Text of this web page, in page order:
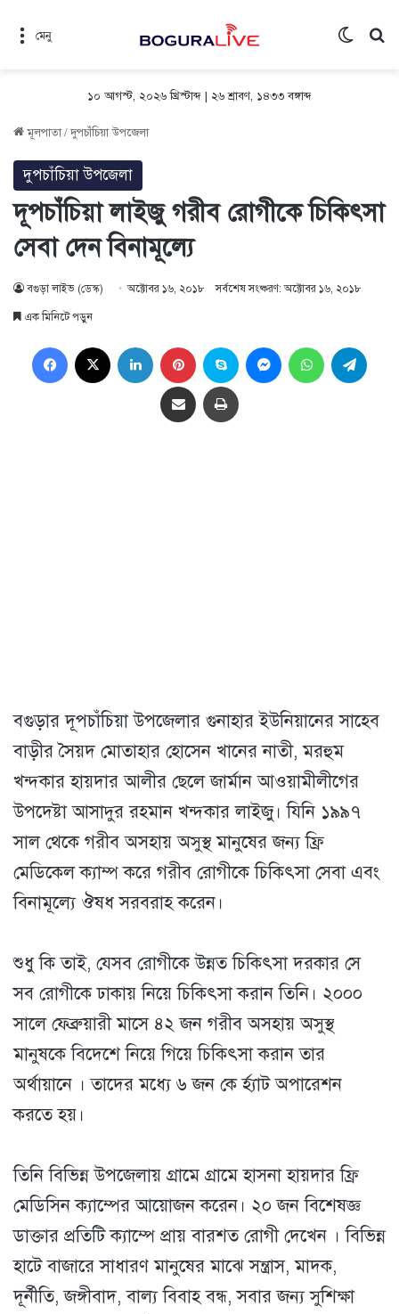
মেনু
১০ আগস্ট, ২০২৬ খ্রিস্টাব্দ | ২৬ শ্রাবণ, ১৪৩৩ বঙ্গাব্দ
মূলপাতা/দুপচাঁচিয়া উপজেলা
দুপচাঁচিয়া উপজেলা
দূপচাঁচিয়া লাইজু গরীব রোগীকে চিকিৎসা
সেবা দেন বিনামূল্যে
বগুড়া লাইভ (ডেস্ক) অক্টোবর ১৬, ২০১৮ সর্বশেষ সংষ্করণ: অক্টোবর ১৬, ২০১৮
এক মিনিটে পড়ুন
Facebook LinkedIn Pinterest Skype MessengerWhatsApp
Share via Email প্রিন্ট
বগুড়ার দূপচাঁচিয়া উপজেলার গুনাহার ইউনিয়ানের সাহেব
বাড়ীর সৈয়দ মোতাহার হোসেন খানের নাতী, মরহুম
খন্দকার হায়দার আলীর ছেলে জার্মান আওয়ামীলীগের
উপদেষ্টা আসাদুর রহমান খন্দকার লাইজু। যিনি ১৯৯৭
সাল থেকে গরীব অসহায় অসুস্থ মানুষের জন্য ফ্রি
মেডিকেল ক্যাম্প করে গরীব রোগীকে চিকিৎসা সেবা এবং
বিনামূল্যে ঔষধ সরবরাহ করেন।
শুধু কি তাই, যেসব রোগীকে উন্নত চিকিৎসা দরকার সে
সব রোগীকে ঢাকায় নিয়ে চিকিৎসা করান তিনি। ২০০০
সালে ফেব্রুয়ারী মাসে ৪২ জন গরীব অসহায় অসুস্থ
মানুষকে বিদেশে নিয়ে গিয়ে চিকিৎসা করান তার
অর্থায়ানে । তাদের মধ্যে ৬ জন কে র্হ্যাট অপারেশন
করতে হয়।
তিনি বিভিন্ন উপজেলায় গ্রামে গ্রামে হাসনা হায়দার ফ্রি
মেডিসিন ক্যাম্পের আয়োজন করেন। ২০ জন বিশেষজ্ঞ
ডাক্তার প্রতিটি ক্যাম্পে প্রায় বারশত রোগী দেখেন । বিভিন্ন
হাটে বাজারে সাধারণ মানুষের মাঝে সন্ত্রাস, মাদক,
দূর্নীতি, জঙ্গীবাদ, বাল্য বিবাহ বন্ধ, সবার জন্য সুশিক্ষা